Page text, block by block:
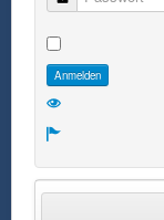
Passwort
Anmelden